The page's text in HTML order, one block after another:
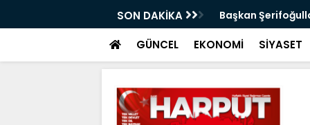
SON DAKİKA
Başkan Şerifoğulları Türkiye
GÜNCEL EKONOMİ SİYASET